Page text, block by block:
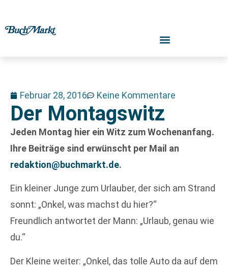
Februar 28, 2016 Keine Kommentare
Der Montagswitz
Jeden Montag hier ein Witz zum Wochenanfang.
Ihre Beiträge sind erwünscht per Mail an
redaktion@buchmarkt.de.
Ein kleiner Junge zum Urlauber, der sich am Strand
sonnt: „Onkel, was machst du hier?“
Freundlich antwortet der Mann: „Urlaub, genau wie
du.“
Der Kleine weiter: „Onkel, das tolle Auto da auf dem